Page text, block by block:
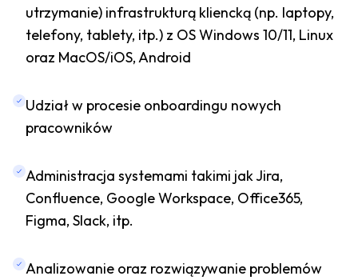
utrzymanie) infrastrukturą kliencką (np. laptopy,
telefony, tablety, itp.) z OS Windows 10/11, Linux
oraz MacOS/iOS, Android
Udział w procesie onboardingu nowych
pracowników
Administracja systemami takimi jak Jira,
Confluence, Google Workspace, Office365,
Figma, Slack, itp.
Analizowanie oraz rozwiązywanie problemów